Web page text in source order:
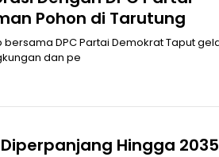
Pohon di Tarutung
Taput gelar
dan pe
Hingga 2035